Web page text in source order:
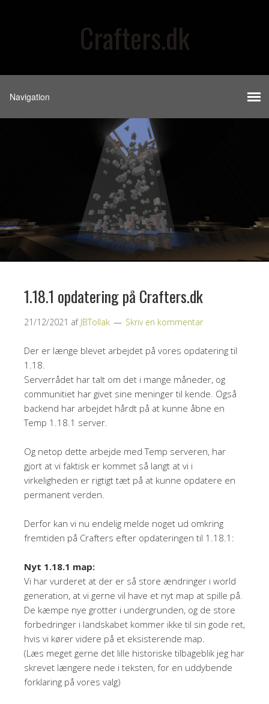
Crafters.dk
1.18.1 opdatering på Crafters.dk
21/12/2021 af JBTollak Skriv en kommentar
Der er længe blevet arbejdet på vores opdatering til
1.18.
Serverrådet har talt om det i mange måneder, og
communitiet har givet sine meninger til kende. Også
backend har arbejdet hårdt på at kunne åbne en
Temp 1.18.1 server.
Og netop dette arbejde med Temp serveren, har
gjort at vi faktisk er kommet så langt at vi i
virkeligheden er rigtigt tæt på at kunne opdatere en
permanent verden.
Derfor kan vi nu endelig melde noget ud omkring
fremtiden på Crafters efter opdateringen til 1.18.1:
Nyt 1.18.1 map:
Vi har vurderet at der er så store ændringer i world
generation, at vi gerne vil have et nyt map at spille på.
De kæmpe nye grotter i undergrunden, og de store
forbedringer i landskabet kommer ikke til sin gode ret,
hvis vi kører videre på et eksisterende map.
(Læs meget gerne det lille historiske tilbageblik jeg har
skrevet længere nede i teksten, for en uddybende
forklaring på vores valg)